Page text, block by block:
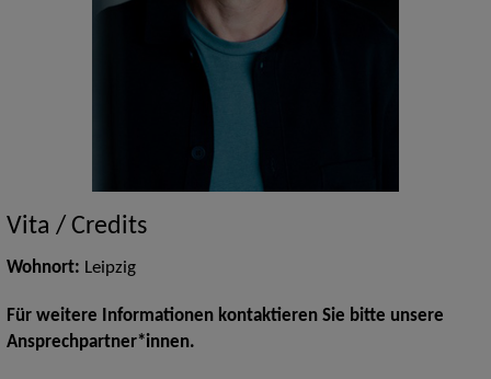
Vita / Credits
Wohnort: Leipzig
Für weitere Informationen kontaktieren Sie bitte unsere
Ansprechpartner*innen.